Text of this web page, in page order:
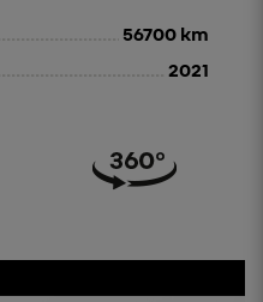
56700 km
2021